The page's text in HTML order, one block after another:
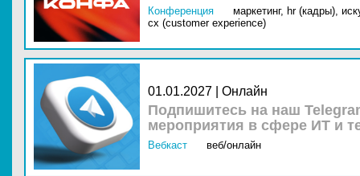
Конференция маркетинг, hr (кадры),
cx (customer experience)
01.01.2027 | Онлайн
Подпишитесь на наш
мероприятия в сфере ИТ и
Вебкаст веб/онлайн